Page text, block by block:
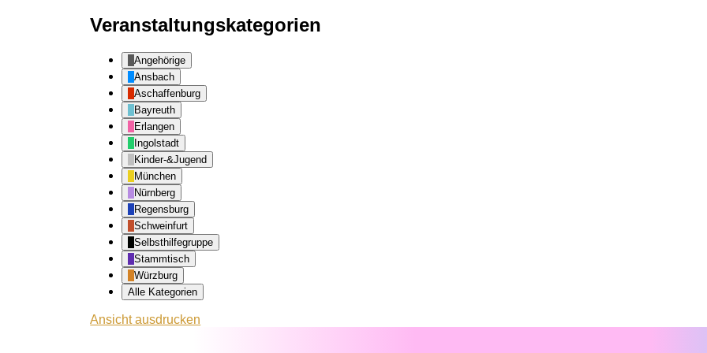
Veranstaltungskategorien
Angehörige
Ansbach
Aschaffenburg
Bayreuth
Erlangen
Ingolstadt
Kinder-&Jugend
München
Nürnberg
Regensburg
Schweinfurt
Selbsthilfegruppe
Stammtisch
Würzburg
Alle Kategorien
Ansichtausdrucken